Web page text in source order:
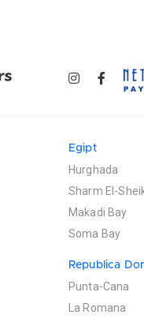
Egipt
Hurghada
Sharm El-
Makadi Bay
Soma Bay
Republica
Punta-Cana
La Romana